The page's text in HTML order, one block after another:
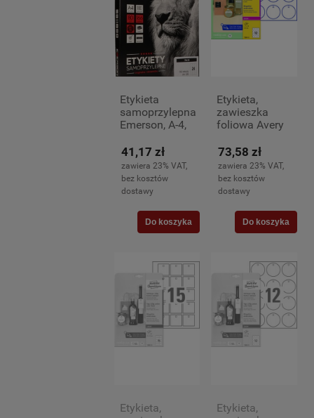
Etykieta
samoprzylepna
Emerson, A-4,
arkuszy (24)
41,17 zł
zawiera 23% VAT,
bez kosztów
dostawy
Do koszyka
Etykieta,
zawieszka
foliowa Avery
4, śr. 60mm,
10 arkuszy
(120)
73,58 zł
zawiera 23% VAT,
bez kosztów
dostawy
Do koszyka
Etykieta,
Etykieta,